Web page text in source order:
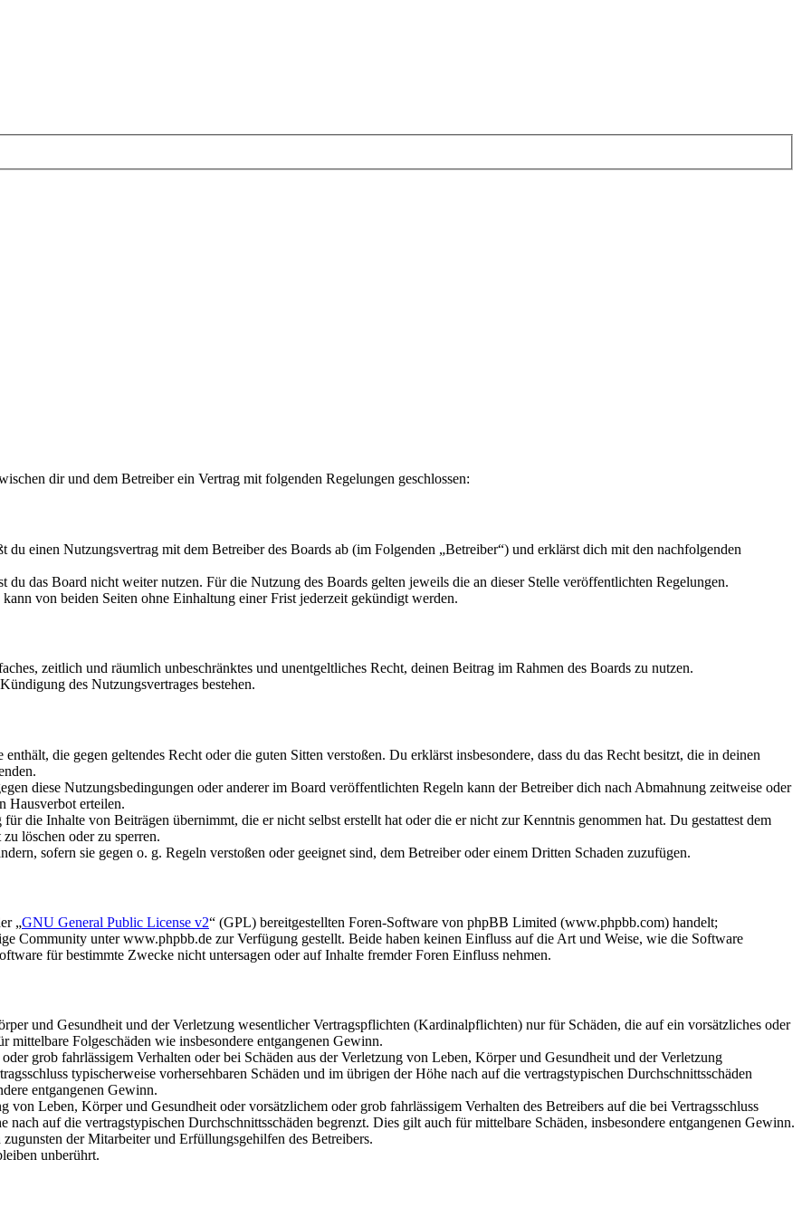
dir und dem Betreiber ein Vertrag mit folgenden Regelungen geschlossen:
einen Nutzungsvertrag mit dem Betreiber des Boards ab (im Folgenden „Betreiber“) und erklärst dich mit den nachfolgenden
du das Board nicht weiter nutzen. Für die Nutzung des Boards gelten jeweils die an dieser Stelle veröffentlichten Regelungen.
von beiden Seiten ohne Einhaltung einer Frist jederzeit gekündigt werden.
zeitlich und räumlich unbeschränktes und unentgeltliches Recht, deinen Beitrag im Rahmen des Boards zu nutzen.
des Nutzungsvertrages bestehen.
die gegen geltendes Recht oder die guten Sitten verstoßen. Du erklärst insbesondere, dass du das Recht besitzt, die in deinen
diese Nutzungsbedingungen oder anderer im Board veröffentlichten Regeln kann der Betreiber dich nach Abmahnung zeitweise oder
Hausverbot erteilen.
die Inhalte von Beiträgen übernimmt, die er nicht selbst erstellt hat oder die er nicht zur Kenntnis genommen hat. Du gestattest dem
löschen oder zu sperren.
sofern sie gegen o. g. Regeln verstoßen oder geeignet sind, dem Betreiber oder einem Dritten Schaden zuzufügen.
„GNU General Public License v2“ (GPL) bereitgestellten Foren-Software von phpBB Limited (www.phpbb.com) handelt;
Community unter www.phpbb.de zur Verfügung gestellt. Beide haben keinen Einfluss auf die Art und Weise, wie die Software
für bestimmte Zwecke nicht untersagen oder auf Inhalte fremder Foren Einfluss nehmen.
und Gesundheit und der Verletzung wesentlicher Vertragspflichten (Kardinalpflichten) nur für Schäden, die auf ein vorsätzliches oder
Folgeschäden wie insbesondere entgangenen Gewinn.
grob fahrlässigem Verhalten oder bei Schäden aus der Verletzung von Leben, Körper und Gesundheit und der Verletzung
typischerweise vorhersehbaren Schäden und im übrigen der Höhe nach auf die vertragstypischen Durchschnittsschäden
entgangenen Gewinn.
Leben, Körper und Gesundheit oder vorsätzlichem oder grob fahrlässigem Verhalten des Betreibers auf die bei Vertragsschluss
auf die vertragstypischen Durchschnittsschäden begrenzt. Dies gilt auch für mittelbare Schäden, insbesondere entgangenen Gewinn.
der Mitarbeiter und Erfüllungsgehilfen des Betreibers.
unberührt.